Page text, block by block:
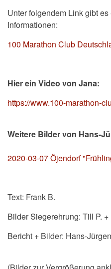
Unter folgendem Link gibt
Informationen:
100 Marathon Club
Hier ein Video von Jana:
https://www.100-marathon-
Weitere Bilder von Hans-
2020-03-07 Öjendorf
Text: Frank B.
Bilder Siegerehrung: Till P. +
Bericht + Bilder: Hans-Jürgen